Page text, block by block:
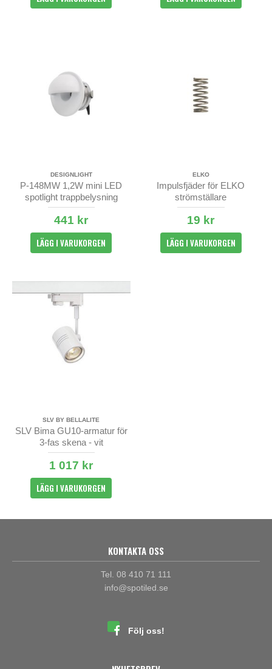
DESIGNLIGHT
P-148MW 1,2W mini LED
spotlight trappbelysning
441 kr
LÄGG I VARUKORGEN
ELKO
Impulsfjäder för ELKO
strömställare
19 kr
LÄGG I VARUKORGEN
SLV BY BELLALITE
SLV Bima GU10-armatur för
3-fas skena - vit
1 017 kr
LÄGG I VARUKORGEN
KONTAKTA OSS
Tel. 08 410 71 111
info@spotiled.se
Följ oss!